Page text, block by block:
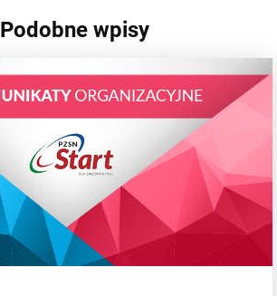
Podobne wpisy